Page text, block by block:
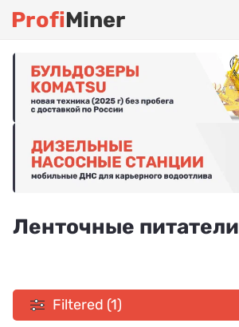
ProfiMiner
Ленточные питатели
Filtered (1)